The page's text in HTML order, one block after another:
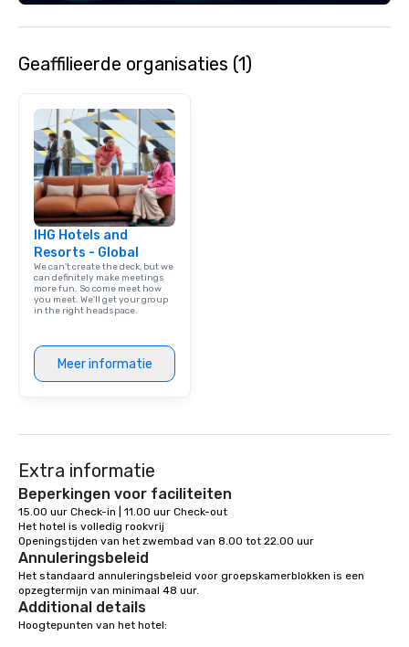
Geaffilieerde organisaties (1)
IHG Hotels and
Resorts - Global
We can't create the deck, but we
can definitely make meetings
more fun. So come meet how
you meet. We'll get your group
in the right headspace.
Meer informatie
Extra informatie
Beperkingen voor faciliteiten
15.00 uur Check-in | 11.00 uur Check-out
Het hotel is volledig rookvrij
Openingstijden van het zwembad van 8.00 tot 22.00 uur
Annuleringsbeleid
Het standaard annuleringsbeleid voor groepskamerblokken is een
opzegtermijn van minimaal 48 uur.
Additional details
Hoogtepunten van het hotel: